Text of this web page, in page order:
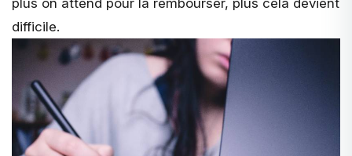
plus on attend pour la rembourser, plus cela devient
difficile.